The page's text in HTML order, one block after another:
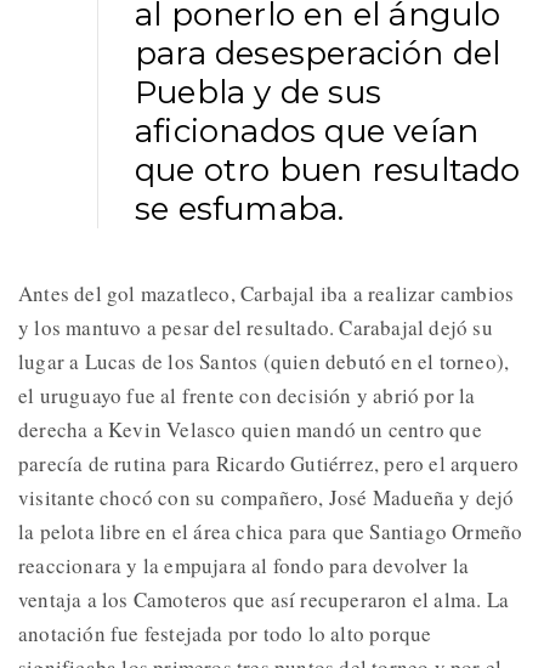
al ponerlo en el ángulo
para desesperación del
Puebla y de sus
aficionados que veían
que otro buen resultado
se esfumaba.
Antes del gol mazatleco, Carbajal iba a realizar cambios
y los mantuvo a pesar del resultado. Carabajal dejó su
lugar a Lucas de los Santos (quien debutó en el torneo),
el uruguayo fue al frente con decisión y abrió por la
derecha a Kevin Velasco quien mandó un centro que
parecía de rutina para Ricardo Gutiérrez, pero el arquero
visitante chocó con su compañero, José Madueña y dejó
la pelota libre en el área chica para que Santiago Ormeño
reaccionara y la empujara al fondo para devolver la
ventaja a los Camoteros que así recuperaron el alma. La
anotación fue festejada por todo lo alto porque